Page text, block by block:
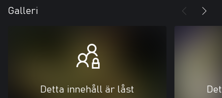
Galleri
Detta innehåll är låst